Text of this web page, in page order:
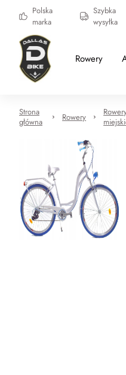
Polska
marka
Szybka
wysyłka
Rowery
Strona
główna
Rowery